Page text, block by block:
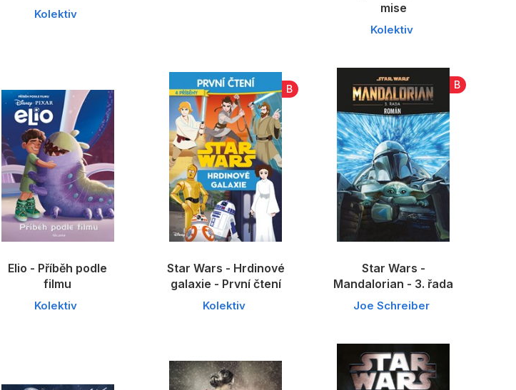
Kolektiv
mise
Kolektiv
Elio - Příběh podle
filmu
Kolektiv
B
Star Wars - Hrdinové
galaxie - První čtení
Kolektiv
B
Star Wars -
Mandalorian - 3. řada
Joe Schreiber